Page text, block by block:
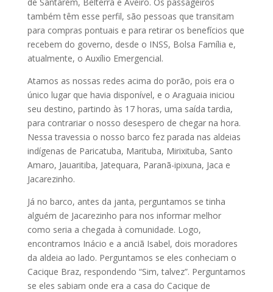
também têm esse perfil, são pessoas que transitam
para compras pontuais e para retirar os benefícios que
recebem do governo, desde o INSS, Bolsa Família e,
atualmente, o Auxílio Emergencial.
Atamos as nossas redes acima do porão, pois era o
único lugar que havia disponível, e o Araguaia iniciou
seu destino, partindo às 17 horas, uma saída tardia,
para contrariar o nosso desespero de chegar na hora.
Nessa travessia o nosso barco fez parada nas aldeias
indígenas de Paricatuba, Marituba, Mirixituba, Santo
Amaro, Jauaritiba, Jatequara, Paranã-ipixuna, Jaca e
Jacarezinho.
Já no barco, antes da janta, perguntamos se tinha
alguém de Jacarezinho para nos informar melhor
como seria a chegada à comunidade. Logo,
encontramos Inácio e a anciã Isabel, dois moradores
da aldeia ao lado. Perguntamos se eles conheciam o
Cacique Braz, respondendo “Sim, talvez”. Perguntamos
se eles sabiam onde era a casa do Cacique de